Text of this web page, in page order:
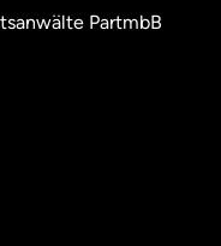
PartmbB